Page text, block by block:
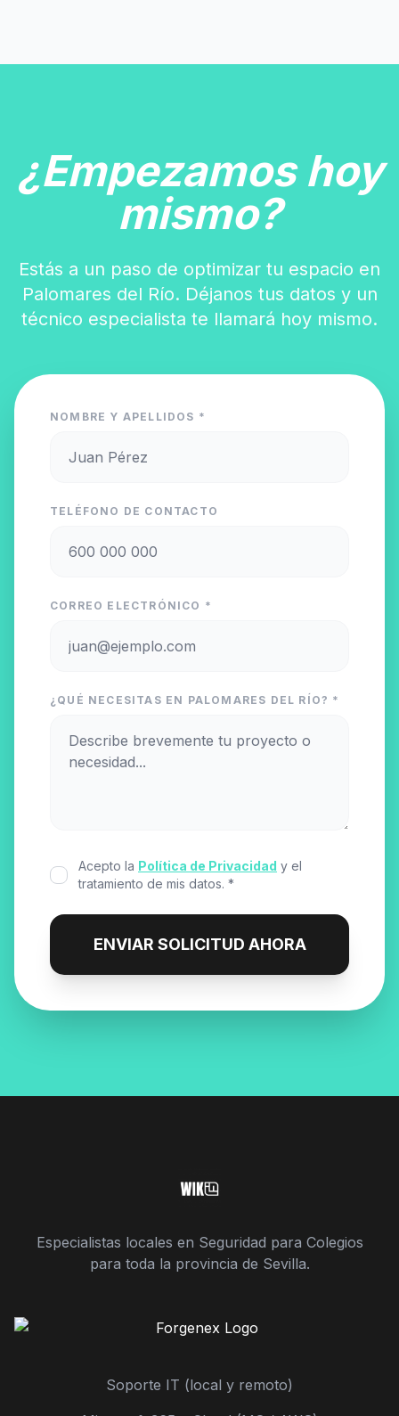
¿Empezamos hoy
mismo?
Estás a un paso de optimizar tu espacio en
Palomares del Río. Déjanos tus datos y un
técnico especialista te llamará hoy mismo.
NOMBRE Y APELLIDOS *
TELÉFONO DE CONTACTO
CORREO ELECTRÓNICO *
¿QUÉ NECESITAS EN PALOMARES DEL RÍO? *
Acepto la Política de Privacidad y el
tratamiento de mis datos. *
ENVIAR SOLICITUD AHORA
Especialistas locales en Seguridad para Colegios
para toda la provincia de Sevilla.
Soporte IT (local y remoto)